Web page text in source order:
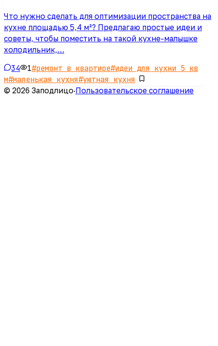
Что нужно сделать для оптимизации пространства на
кухне площадью 5,4 м²? Предлагаю простые идеи и
советы, чтобы поместить на такой кухне-малышке
холодильник,…
34 1#ремонт в квартире#идеи для кухни 5 кв
м#маленькая кухня#уютная кухня
© 2026 Заподлицо· Пользовательское соглашение